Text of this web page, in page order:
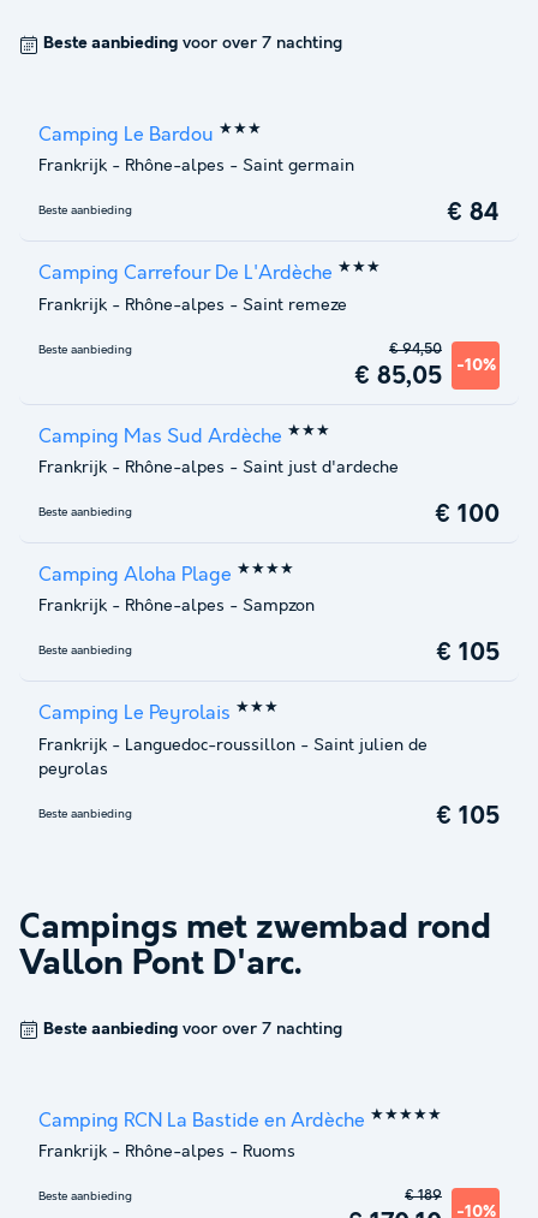
Beste aanbieding voor over 7 nachting
Camping Le Bardou ★★★
Frankrijk - Rhône-alpes - Saint germain
Beste aanbieding € 84
Camping Carrefour De L'Ardèche ★★★
Frankrijk - Rhône-alpes - Saint remeze
Beste aanbieding
€ 85,05 -10%
€ 94,50
Camping Mas Sud Ardèche ★★★
Frankrijk - Rhône-alpes - Saint just d'ardeche
Beste aanbieding € 100
Camping Aloha Plage ★★★★
Frankrijk - Rhône-alpes - Sampzon
Beste aanbieding € 105
Camping Le Peyrolais ★★★
Frankrijk - Languedoc-roussillon - Saint julien de
peyrolas
Beste aanbieding € 105
Campings met zwembad rond
Vallon Pont D'arc.
Beste aanbieding voor over 7 nachting
Camping RCN La Bastide en Ardèche ★★★★★
Frankrijk - Rhône-alpes - Ruoms
Beste aanbieding
-10%
€ 189